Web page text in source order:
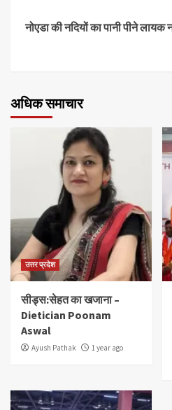
नोएडा की नदियों का पानी पीने
अधिक समाचार
उत्तर प्रदेश
सीड्स:सेहत का खजाना –
Dietician Poonam
Aswal
Ayush Pathak 1 year ago